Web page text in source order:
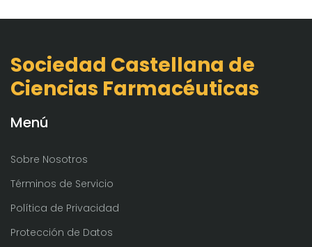
Sociedad Castellana de
Ciencias Farmacéuticas
Menú
Sobre Nosotros
Términos de Servicio
Política de Privacidad
Protección de Datos